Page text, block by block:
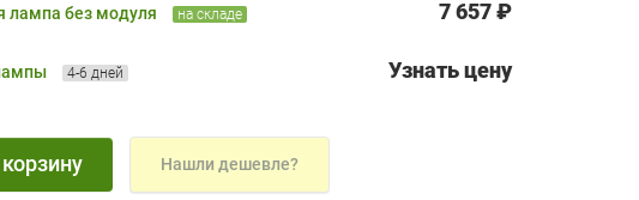
лампа без модуля на складе 7 657 ₽
4-6 дней Узнать цену
Нашли дешевле?